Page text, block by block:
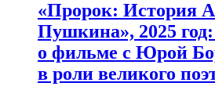
«Пророк: История
Пушкина», 2025 год:
о фильме с Юрой
в роли великого